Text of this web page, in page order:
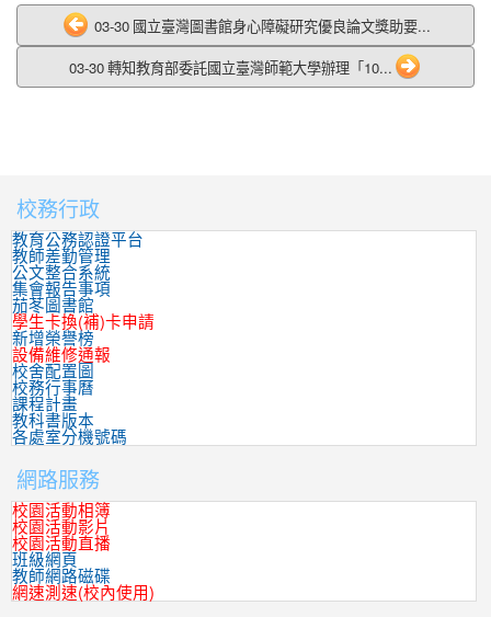
03-30 國立臺灣圖書館身心障礙研究優良論文獎助要...
03-30 轉知教育部委託國立臺灣師範大學辦理「10...
:::
校務行政
教育公務認證平台
教師差勤管理
公文整合系統
集會報告事項
茄苳圖書館
學生卡換(補)卡申請
新增榮譽榜
設備維修通報
校舍配置圖
校務行事曆
課程計畫
教科書版本
各處室分機號碼
網路服務
校園活動相簿
校園活動影片
校園活動直播
班級網頁
教師網路磁碟
網速測速(校內使用)